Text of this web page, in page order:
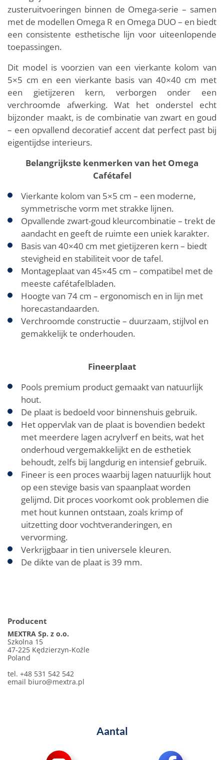
zusteruitvoeringen binnen de Omega-serie – samen
met de modellen Omega R en Omega DUO – en biedt
een consistente esthetische lijn voor uiteenlopende
toepassingen.
Dit model is voorzien van een vierkante kolom van
5×5 cm en een vierkante basis van 40×40 cm met
een gietijzeren kern, verborgen onder een
verchroomde afwerking. Wat het onderstel echt
bijzonder maakt, is de combinatie van zwart en goud
– een opvallend decoratief accent dat perfect past bij
eigentijdse interieurs.
Belangrijkste kenmerken van het Omega
Cafétafel
Vierkante kolom van 5×5 cm – een moderne,
symmetrische vorm met strakke lijnen.
Opvallende zwart-goud kleurcombinatie – trekt de
aandacht en geeft de ruimte een uniek karakter.
Basis van 40×40 cm met gietijzeren kern – biedt
stevigheid en stabiliteit voor de tafel.
Montageplaat van 45×45 cm – compatibel met de
meeste cafétafelbladen.
Hoogte van 74 cm – ergonomisch en in lijn met
horecastandaarden.
Verchroomde constructie – duurzaam, stijlvol en
gemakkelijk te onderhouden.
Fineerplaat
Pools premium product gemaakt van natuurlijk
hout.
De plaat is bedoeld voor binnenshuis gebruik.
Het oppervlak van de plaat is bovendien bedekt
met meerdere lagen acrylverf en beits, wat het
onderhoud vergemakkelijkt en de esthetiek
behoudt, zelfs bij langdurig en intensief gebruik.
Fineer is een proces waarbij lagen natuurlijk hout
op een stevige basis van spaanplaat worden
gelijmd. Dit proces voorkomt ook problemen die
met hout kunnen ontstaan, zoals krimp of
uitzetting door vochtveranderingen, en
vervorming.
Verkrijgbaar in tien universele kleuren.
De dikte van de plaat is 39 mm.
Producent
MEXTRA Sp. z o.o.
Szkolna 15
47-225 Kędzierzyn-Koźle
Poland
tel. +48 531 542 542
email biuro@mextra.pl
Aantal